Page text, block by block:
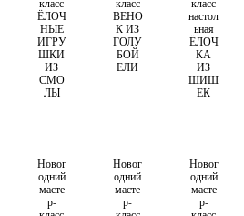
ЁЛОЧ
НЫЕ
ИГРУ
ШКИ
ИЗ
СМО
ЛЫ
ВЕНО
К ИЗ
ГОЛУ
БОЙ
ЕЛИ
настол
ьная
ЁЛОЧ
КА
ИЗ
ШИШ
ЕК
Новог
одний
масте
р-
Новог
одний
масте
р-
Новог
одний
масте
р-